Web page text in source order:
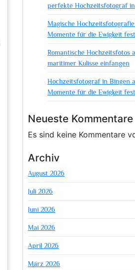
perfekte Hochzeitsfotograf
Magische
Momente für die Ewigkeit
Romantische Hochzeitsfotos
maritimer Kulisse einfangen
Hochzeitsfotograf in Bingen
Momente für die Ewigkeit
Neueste Kommentare
Es sind keine Kommentare
Archiv
August 2026
Juli 2026
Juni 2026
Mai 2026
April 2026
März 2026